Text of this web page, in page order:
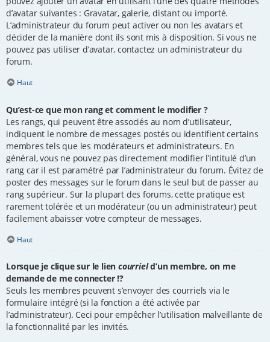
d’avatar suivantes : Gravatar, galerie, distant ou importé.
L’administrateur du forum peut activer ou non les avatars et
décider de la manière dont ils sont mis à disposition. Si vous ne
pouvez pas utiliser d’avatar, contactez un administrateur du
forum.
Haut
Qu’est-ce que mon rang et comment le modifier ?
Les rangs, qui peuvent être associés au nom d’utilisateur,
indiquent le nombre de messages postés ou identifient certains
membres tels que les modérateurs et administrateurs. En
général, vous ne pouvez pas directement modifier l’intitulé d’un
rang car il est paramétré par l’administrateur du forum. Évitez de
poster des messages sur le forum dans le seul but de passer au
rang supérieur. Sur la plupart des forums, cette pratique est
rarement tolérée et un modérateur (ou un administrateur) peut
facilement abaisser votre compteur de messages.
Haut
Lorsque je clique sur le lien courrield’un membre, on me
demande de me connecter !?
Seuls les membres peuvent s’envoyer des courriels via le
formulaire intégré (si la fonction a été activée par
l’administrateur). Ceci pour empêcher l’utilisation malveillante de
la fonctionnalité par les invités.